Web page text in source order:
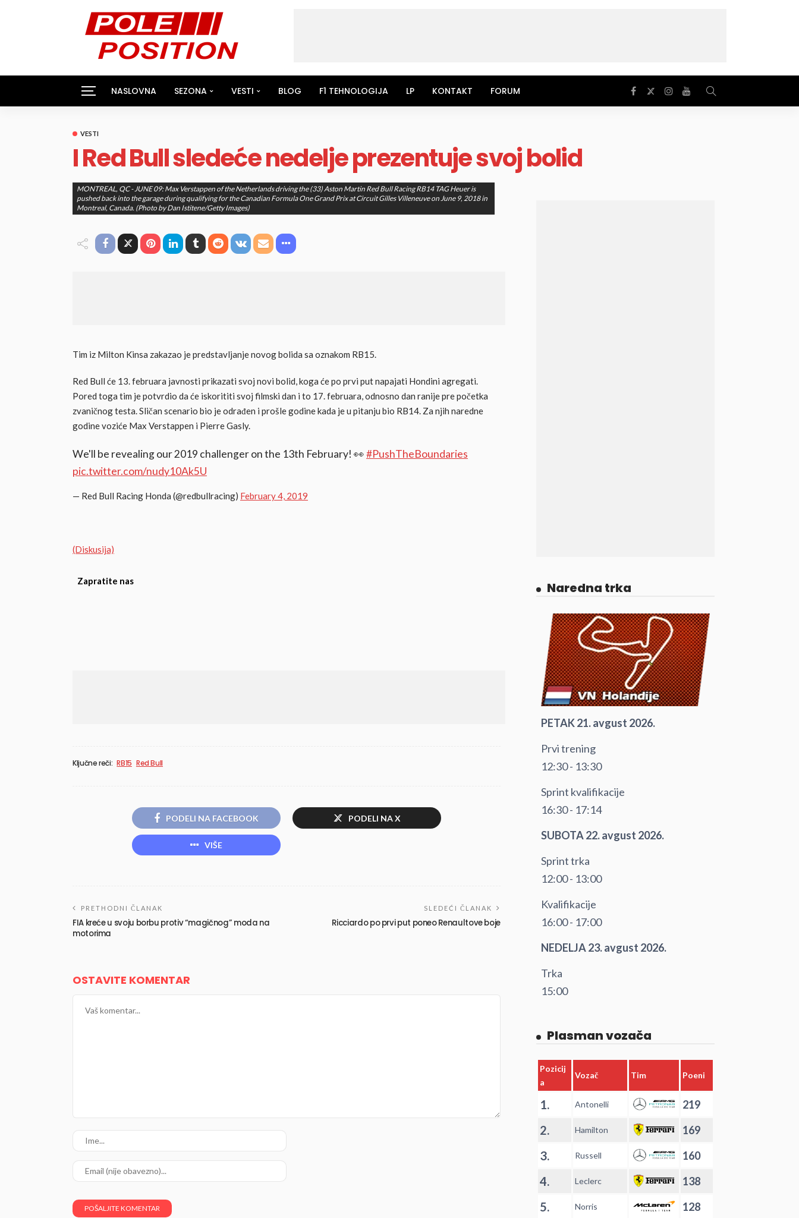
NASLOVNA SEZONA VESTI BLOG F1 TEHNOLOGIJA LP KONTAKT FORUM
VESTI
I Red Bull sledeće nedelje prezentuje svoj bolid
Nikola Nedeljković
Nema Komentara
objavljeno04. Feb 2019. at 9:43 pm
MONTREAL, QC - JUNE 09: Max Verstappen of the Netherlands driving the (33) Aston Martin Red Bull Racing RB14 TAG Heuer is
pushed back into the garage during qualifying for the Canadian Formula One Grand Prix at Circuit Gilles Villeneuve on June 9, 2018 in
Montreal, Canada. (Photo by Dan Istitene/Getty Images)
Tim iz Milton Kinsa zakazao je predstavljanje novog bolida sa oznakom RB15.
Red Bull će 13. februara javnosti prikazati svoj novi bolid, koga će po prvi put napajati Hondini agregati.
Pored toga tim je potvrdio da će iskorititi svoj filmski dan i to 17. februara, odnosno dan ranije pre početka
zvaničnog testa. Sličan scenario bio je odrađen i prošle godine kada je u pitanju bio RB14. Za njih naredne
godine voziće Max Verstappen i Pierre Gasly.
We'll be revealing our 2019 challenger on the 13th February! 👀#PushTheBoundaries
pic.twitter.com/nudy10Ak5U
— Red Bull Racing Honda (@redbullracing) February 4, 2019
(Diskusija)
Zapratite nas
Ključne reči: RB15 Red Bull
PODELI NA FACEBOOK PODELI NA X
VIŠE
PRETHODNI ČLANAK
FIA kreće u svoju borbu protiv “magičnog” moda na
motorima
SLEDEĆI ČLANAK
Ricciardo po prvi put poneo Renaultove boje
OSTAVITE KOMENTAR
Naredna trka
PETAK 21. avgust 2026.
Prvi trening
12:30 - 13:30
Sprint kvalifikacije
16:30 - 17:14
SUBOTA 22. avgust 2026.
Sprint trka
12:00 - 13:00
Kvalifikacije
16:00 - 17:00
NEDELJA 23. avgust 2026.
Trka
15:00
Plasman vozača
Pozicij
a
Vozač Tim Poeni
1. Antonelli 219
2. Hamilton 169
3. Russell 160
4. Leclerc 138
5. Norris 128